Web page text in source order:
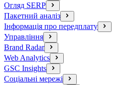
Огляд SERP
Пакетний аналіз
Інформація про передплату
Управління
Brand Radar
Web Analytics
GSC Insights
Соціальні мережі